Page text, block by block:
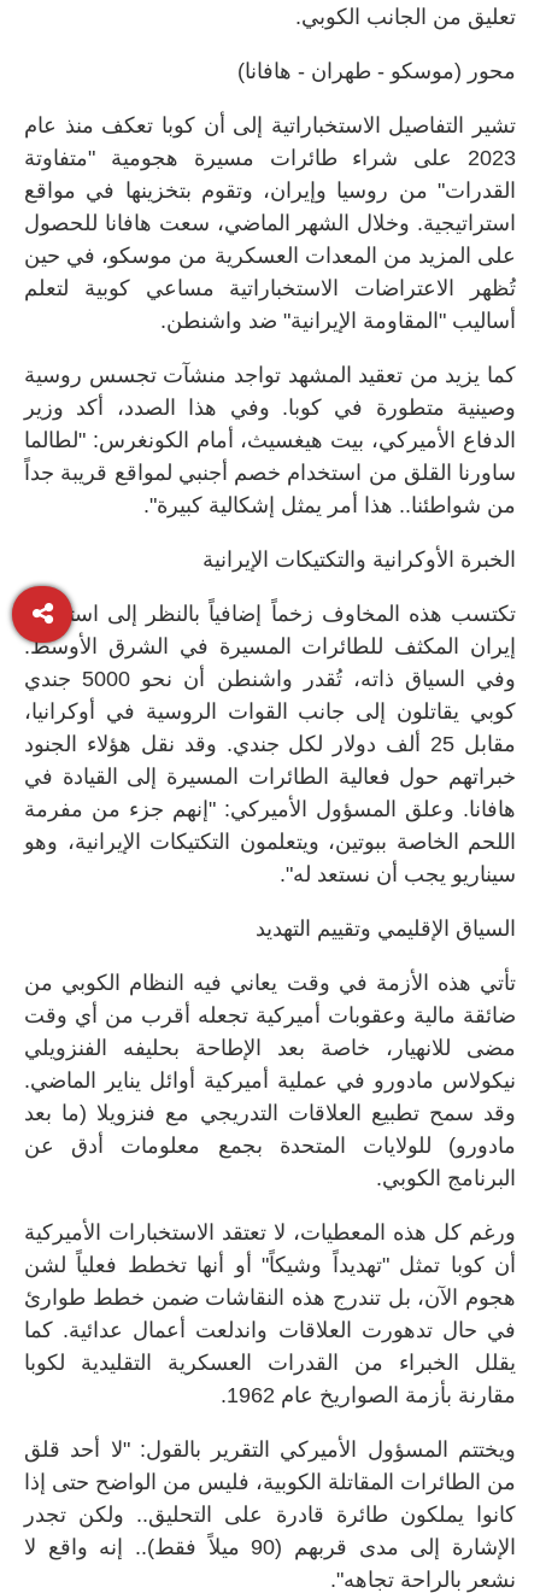
تعليق من الجانب الكوبي.
محور (موسكو - طهران - هافانا)
تشير التفاصيل الاستخباراتية إلى أن كوبا تعكف منذ عام
2023 على شراء طائرات مسيرة هجومية "متفاوتة
القدرات" من روسيا وإيران، وتقوم بتخزينها في مواقع
استراتيجية. وخلال الشهر الماضي، سعت هافانا للحصول
على المزيد من المعدات العسكرية من موسكو، في حين
تُظهر الاعتراضات الاستخباراتية مساعي كوبية لتعلم
أساليب "المقاومة الإيرانية" ضد واشنطن.
كما يزيد من تعقيد المشهد تواجد منشآت تجسس روسية
وصينية متطورة في كوبا. وفي هذا الصدد، أكد وزير
الدفاع الأميركي، بيت هيغسيث، أمام الكونغرس: "لطالما
ساورنا القلق من استخدام خصم أجنبي لمواقع قريبة جداً
من شواطئنا.. هذا أمر يمثل إشكالية كبيرة".
الخبرة الأوكرانية والتكتيكات الإيرانية
تكتسب هذه المخاوف زخماً إضافياً بالنظر إلى استخدام
إيران المكثف للطائرات المسيرة في الشرق الأوسط.
وفي السياق ذاته، تُقدر واشنطن أن نحو 5000 جندي
كوبي يقاتلون إلى جانب القوات الروسية في أوكرانيا،
مقابل 25 ألف دولار لكل جندي. وقد نقل هؤلاء الجنود
خبراتهم حول فعالية الطائرات المسيرة إلى القيادة في
هافانا. وعلق المسؤول الأميركي: "إنهم جزء من مفرمة
اللحم الخاصة ببوتين، ويتعلمون التكتيكات الإيرانية، وهو
سيناريو يجب أن نستعد له".
السياق الإقليمي وتقييم التهديد
تأتي هذه الأزمة في وقت يعاني فيه النظام الكوبي من
ضائقة مالية وعقوبات أميركية تجعله أقرب من أي وقت
مضى للانهيار، خاصة بعد الإطاحة بحليفه الفنزويلي
نيكولاس مادورو في عملية أميركية أوائل يناير الماضي.
وقد سمح تطبيع العلاقات التدريجي مع فنزويلا (ما بعد
مادورو) للولايات المتحدة بجمع معلومات أدق عن
البرنامج الكوبي.
ورغم كل هذه المعطيات، لا تعتقد الاستخبارات الأميركية
أن كوبا تمثل "تهديداً وشيكاً" أو أنها تخطط فعلياً لشن
هجوم الآن، بل تندرج هذه النقاشات ضمن خطط طوارئ
في حال تدهورت العلاقات واندلعت أعمال عدائية. كما
يقلل الخبراء من القدرات العسكرية التقليدية لكوبا
مقارنة بأزمة الصواريخ عام 1962.
ويختتم المسؤول الأميركي التقرير بالقول: "لا أحد قلق
من الطائرات المقاتلة الكوبية، فليس من الواضح حتى إذا
كانوا يملكون طائرة قادرة على التحليق.. ولكن تجدر
الإشارة إلى مدى قربهم (90 ميلاً فقط).. إنه واقع لا
نشعر بالراحة تجاهه".